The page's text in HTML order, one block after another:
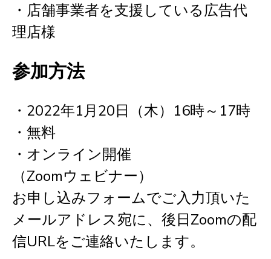
・店舗事業者を支援している広告代
理店様
参加方法
・2022年1月20日（木）16時～17時
・無料
・オンライン開催
（Zoomウェビナー）
お申し込みフォームでご入力頂いた
メールアドレス宛に、後日Zoomの配
信URLをご連絡いたします。